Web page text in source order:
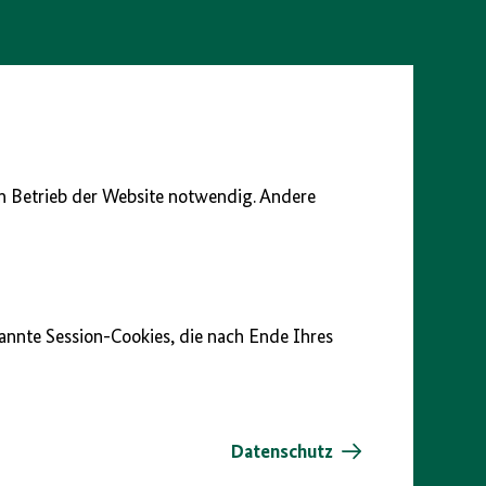
Betrieb der Website notwendig. Andere
Session-Cookies, die nach Ende Ihres
Datenschutz